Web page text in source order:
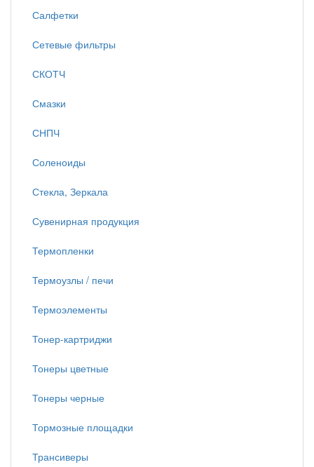
Салфетки
Сетевые фильтры
СКОТЧ
Смазки
СНПЧ
Соленоиды
Стекла, Зеркала
Сувенирная продукция
Термопленки
Термоузлы / печи
Термоэлементы
Тонер-картриджи
Тонеры цветные
Тонеры черные
Тормозные площадки
Трансиверы